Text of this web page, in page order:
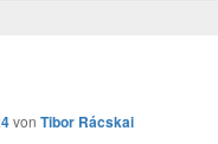
von Tibor Rácskai